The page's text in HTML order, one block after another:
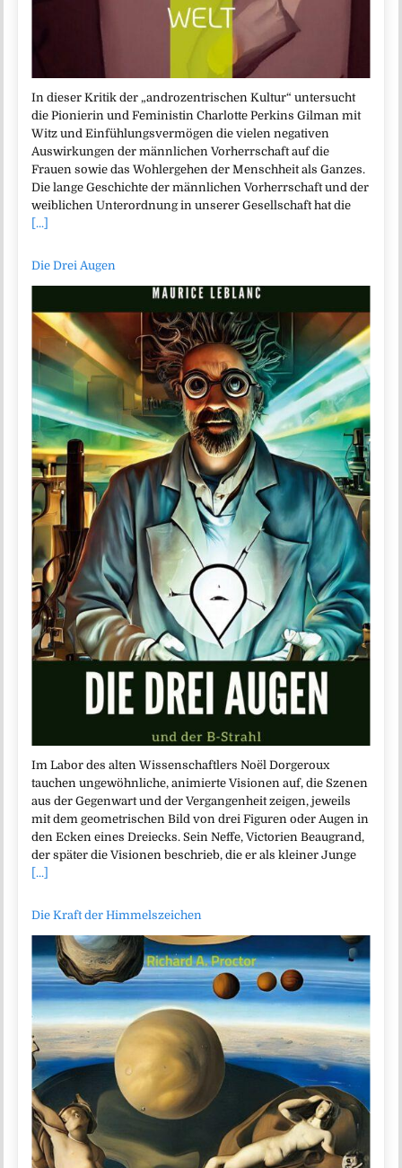
In dieser Kritik der „androzentrischen Kultur“ untersucht
die Pionierin und Feministin Charlotte Perkins Gilman mit
Witz und Einfühlungsvermögen die vielen negativen
Auswirkungen der männlichen Vorherrschaft auf die
Frauen sowie das Wohlergehen der Menschheit als Ganzes.
Die lange Geschichte der männlichen Vorherrschaft und der
weiblichen Unterordnung in unserer Gesellschaft hat die
[...]
Die Drei Augen
Im Labor des alten Wissenschaftlers Noël Dorgeroux
tauchen ungewöhnliche, animierte Visionen auf, die Szenen
aus der Gegenwart und der Vergangenheit zeigen, jeweils
mit dem geometrischen Bild von drei Figuren oder Augen in
den Ecken eines Dreiecks. Sein Neffe, Victorien Beaugrand,
der später die Visionen beschrieb, die er als kleiner Junge
[...]
Die Kraft der Himmelszeichen